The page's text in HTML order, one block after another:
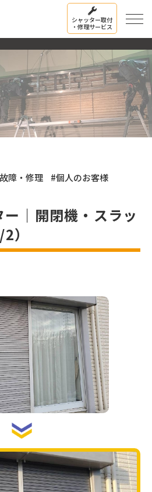
シャッター取付
・修理サービス
障・修理
#個人のお客様
｜開閉機・スラッ
）